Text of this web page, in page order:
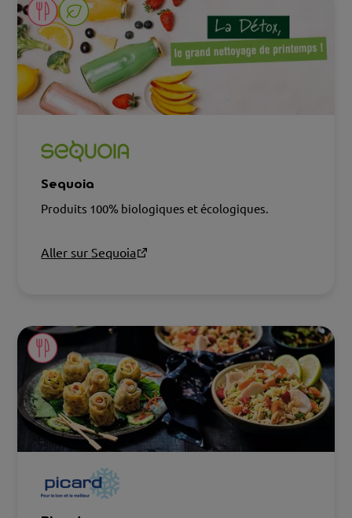
Sequoia
Produits 100% biologiques et écologiques.
Aller sur Sequoia